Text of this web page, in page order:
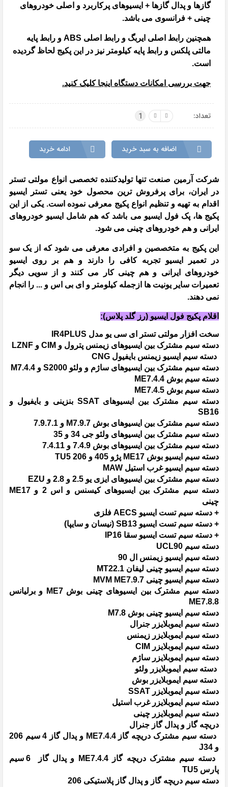
گازها و پدال گازها + ایسیوهای پرکاربرد و اصلی خودروهای
چینی + فرانسوی می باشد.
همچنین رابط اصلی ایربگ و رابط اصلی ABS و رابط پایه
مالتی پلکس و رابط پایه کیلومتر نیز در این پکیج لحاظ گردیده
است.
جهت بررسی امکانات دستگاه اینجا کلیک کنید.
تعداد: 1
اضافه به سبد خرید ادامه خرید
شرکت آرمین صنعت تنها تولیدکننده تخصصی انواع مولتی تستر
در ایران، برای پرفروش ترین محصول خود یعنی تستر ایسیو
اقدام به تهیه و تنظیم انواع پکیج معرفی نموده است. یکی از این
پکیج ها، پک فول ایسیو می باشد که هم شامل ایسیو خودروهای
ایرانی و هم خودروهای چینی می شود.
این پکیج به متخصصین و افرادی معرفی می شود که از یک سو
در تعمیر ایسیو تجربه کافی را دارند و هم بر روی ایسیو
خودروهای ایرانی و هم چینی کار می کنند و از سویی دیگر
تعمیرات سایر یونیت ها ازجمله کیلومتر و ای بی اس و ... را انجام
نمی دهند.
اقلام پکیج فول ایسیو (رز گلد پلاس):
سخت افزار مولتی تستر ای سی یو مدل IR4PLUS
دسته سیم مشترک بین ایسیوهای زیمنس پترول و CIM و LZNF
دسته سیم ایسیو زیمنس بایفیول CNG
دسته سیم مشترک بین ایسیوهای ساژم و ولئو S2000 و M7.4.4
دسته سیم بوش ME7.4.4
دسته سیم بوش ME7.4.5
دسته سیم مشترک بین ایسیوهای SSAT بنزینی و بایفیول و
SB16
دسته سیم مشترک بین ایسیوهای بوش M7.9.7 و 7.9.7.1
دسته سیم مشترک بین ایسیوهای ولئو جی 34 و 35
دسته سیم مشترک بین ایسیوهای بوش 7.4.9 و 7.4.11
دسته سیم ایسیو بوش ME17 پژو 405 و 206 TU5
دسته سیم ایسیو غرب استیل MAW
دسته سیم مشترک بین ایسیوهای ایزی یو 2.5 و 2.8 و EZU
دسته سیم مشترک بین ایسیوهای کیسنس و اس 2 و ME17
چینی
+ دسته سیم تست ایسیو AECS فلزی
+ دسته سیم تست ایسیو SB13 (نیسان و سایپا)
+ دسته سیم تست ایسیو سقا IP16
دسته سیم UCL90
دسته سیم ایسیو زیمنس ال 90
دسته سیم ایسیو چینی لیفان MT22.1
دسته سیم ایسیو چینی MVM ME7.9.7
دسته سیم مشترک بین ایسیوهای چینی بوش ME7 و برلیانس
ME7.8.8
دسته سیم ایسیو چینی بوش M7.8
دسته سیم ایموبلایزر جنرال
دسته سیم ایموبلایزر زیمنس
دسته سیم ایموبلایزر CIM
دسته سیم ایموبلایزر ساژم
دسته سیم ایموبلایزر ولئو
دسته سیم ایموبلایزر بوش
دسته سیم ایموبلایزر SSAT
دسته سیم ایموبلایزر غرب استیل
دسته سیم ایموبلایزر چینی
دریچه گاز و پدال گاز جنرال
دسته سیم مشترک دریچه گاز ME7.4.4 و پدال گاز 4 سیم 206
و J34
دسته سیم مشترک دریچه گاز ME7.4.4 و پدال گاز
سیم
پارس TU5
دسته سیم دریچه گاز و پدال گاز پلاستیکی 206